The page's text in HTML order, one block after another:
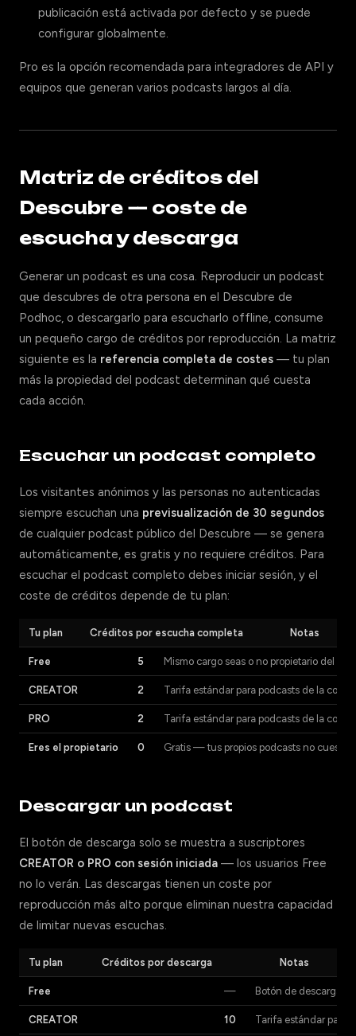
publicación está activada por defecto y se puede
configurar globalmente.
Pro es la opción recomendada para integradores de API y
equipos que generan varios podcasts largos al día.
Matriz de créditos del
Descubre — coste de
escucha y descarga
Generar un podcast es una cosa. Reproducir un podcast
que descubres de otra persona en el Descubre de
Podhoc, o descargarlo para escucharlo offline, consume
un pequeño cargo de créditos por reproducción. La matriz
siguiente es la referencia completa de costes — tu plan
más la propiedad del podcast determinan qué cuesta
cada acción.
Escuchar un podcast completo
Los visitantes anónimos y las personas no autenticadas
siempre escuchan una previsualización de 30 segundos
de cualquier podcast público del Descubre — se genera
automáticamente, es gratis y no requiere créditos. Para
escuchar el podcast completo debes iniciar sesión, y el
coste de créditos depende de tu plan:
Tu plan Créditos por escucha completa Notas
Free 5 Mismo cargo seas o no propietario del
CREATOR 2 Tarifa estándar para podcasts de la
PRO 2 Tarifa estándar para podcasts de la
Eres el propietario 0 Gratis — tus propios podcasts no
Descargar un podcast
El botón de descarga solo se muestra a suscriptores
CREATOR o PRO con sesión iniciada — los usuarios Free
no lo verán. Las descargas tienen un coste por
reproducción más alto porque eliminan nuestra capacidad
de limitar nuevas escuchas.
Tu plan Créditos por descarga Notas
Free — Botón de descarga
CREATOR 10 Tarifa estándar para